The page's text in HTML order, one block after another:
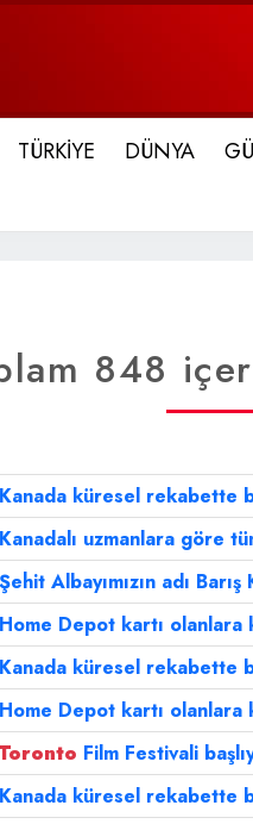
ANA SAYFA
TÜRKİYE DÜNYA
848
Kanada küresel rekabette
Kanadalı uzmanlara göre
Şehit Albayımızın adı
Home Depot kartı olanlara
Kanada küresel rekabette
Home Depot kartı olanlara
Toronto Film Festivali
Kanada küresel rekabette